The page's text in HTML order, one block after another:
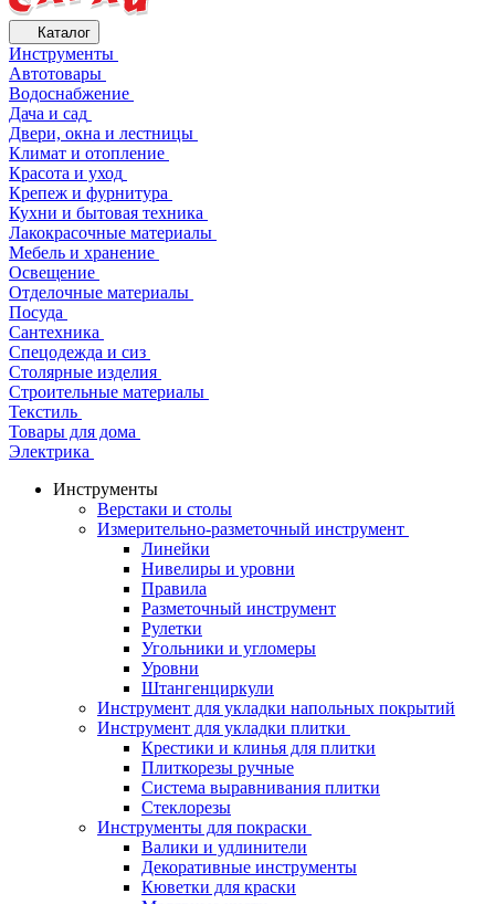
Каталог
Инструменты
Автотовары
Водоснабжение
Дача и сад
Двери, окна и лестницы
Климат и отопление
Красота и уход
Крепеж и фурнитура
Кухни и бытовая техника
Лакокрасочные материалы
Мебель и хранение
Освещение
Отделочные материалы
Посуда
Сантехника
Спецодежда и сиз
Столярные изделия
Строительные материалы
Текстиль
Товары для дома
Электрика
Инструменты
Верстаки и столы
Измерительно-разметочный инструмент
Линейки
Нивелиры и уровни
Правила
Разметочный инструмент
Рулетки
Угольники и угломеры
Уровни
Штангенциркули
Инструмент для укладки напольных покрытий
Инструмент для укладки плитки
Крестики и клинья для плитки
Плиткорезы ручные
Система выравнивания плитки
Стеклорезы
Инструменты для покраски
Валики и удлинители
Декоративные инструменты
Кюветки для краски